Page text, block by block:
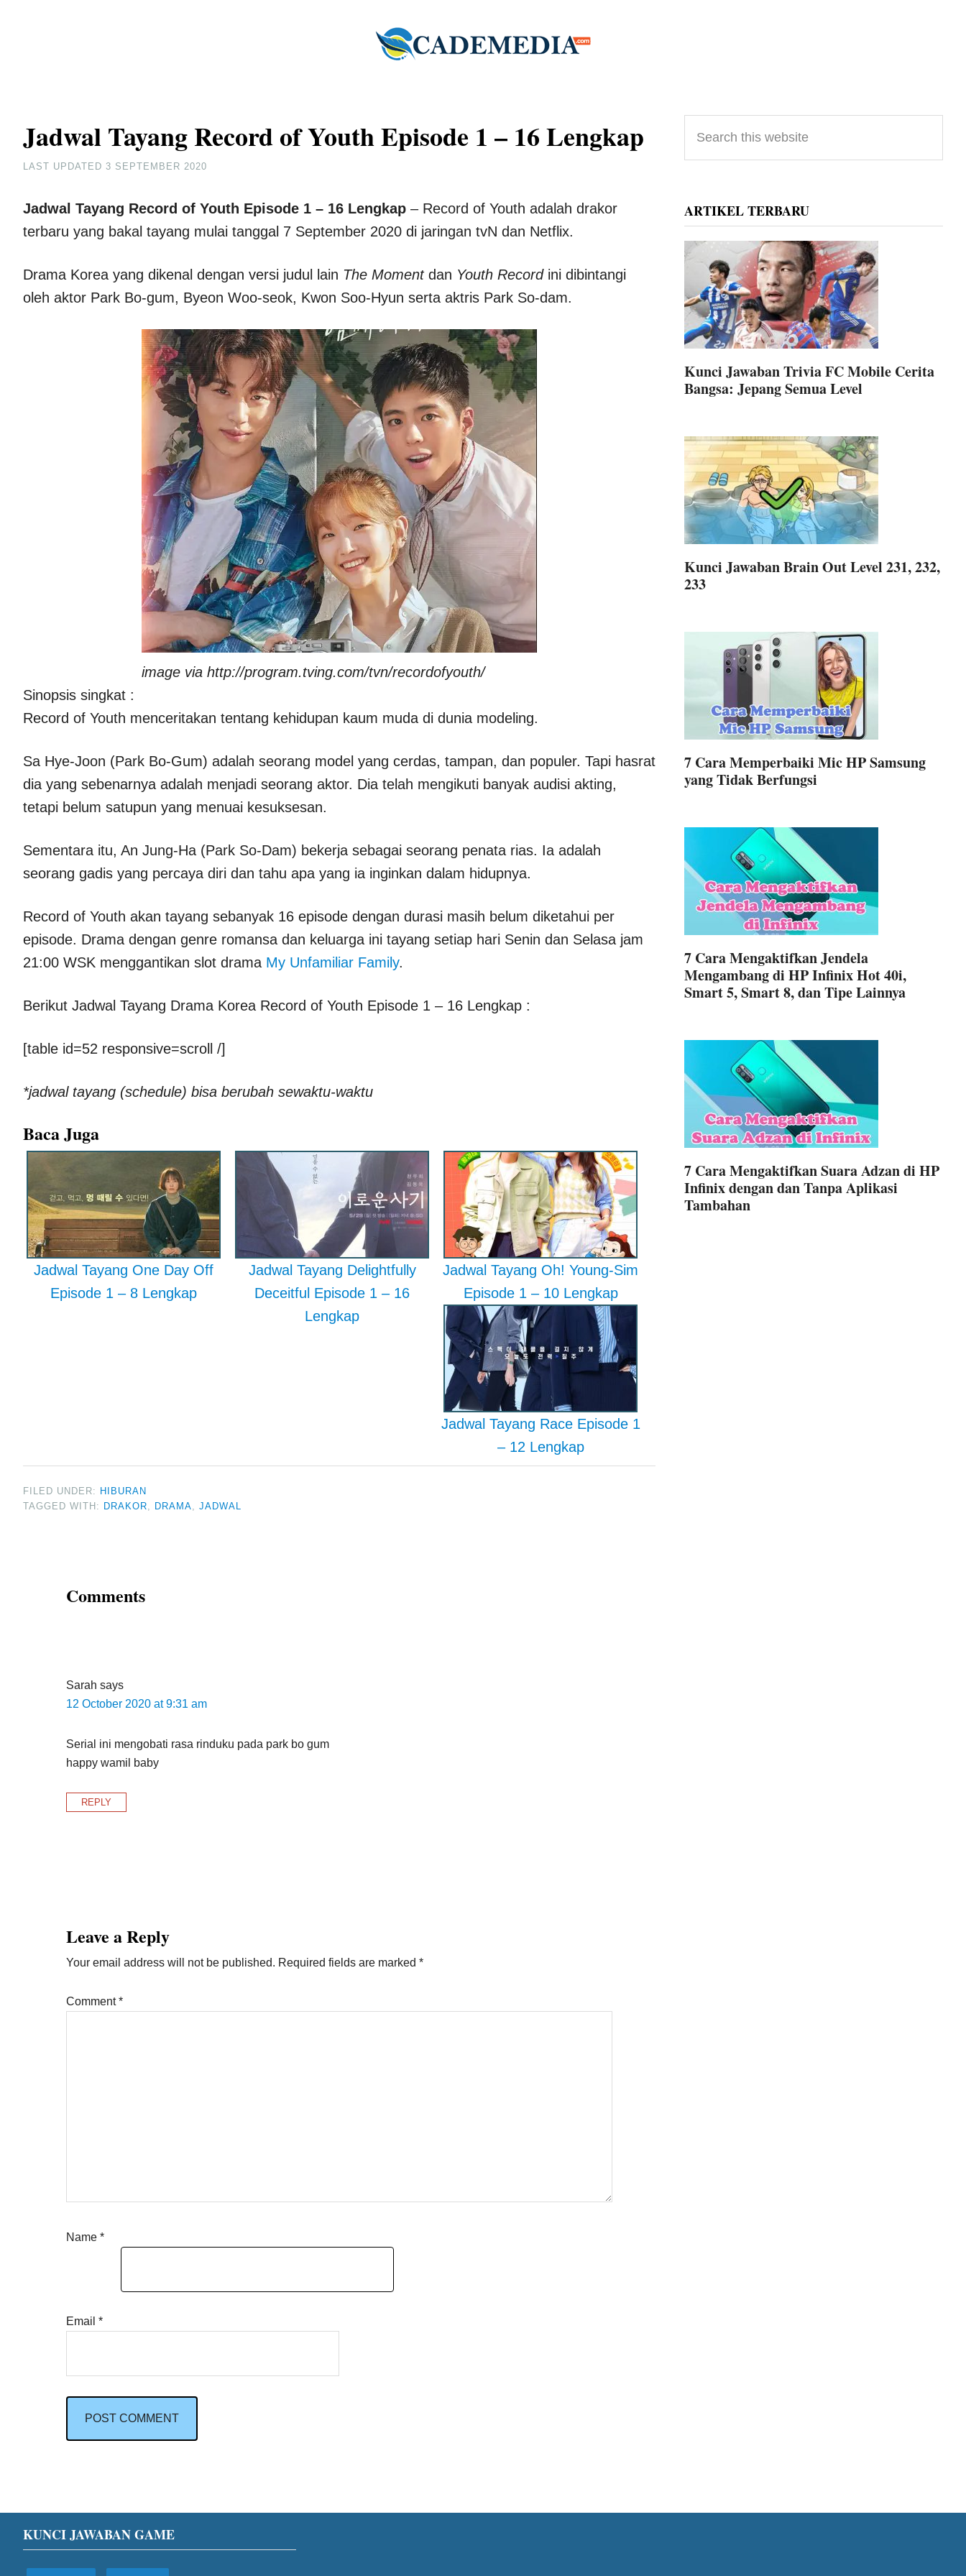
Jadwal Tayang Record of Youth Episode 1 – 16 Lengkap
LAST UPDATED 3 SEPTEMBER 2020
Jadwal Tayang Record of Youth Episode 1 – 16 Lengkap – Record of Youth adalah drakor
terbaru yang bakal tayang mulai tanggal 7 September 2020 di jaringan tvN dan Netflix.
Drama Korea yang dikenal dengan versi judul lain The Momentdan Youth Recordini dibintangi
oleh aktor Park Bo-gum, Byeon Woo-seok, Kwon Soo-Hyun serta aktris Park So-dam.
image via http://program.tving.com/tvn/recordofyouth/
Sinopsis singkat :
Record of Youth menceritakan tentang kehidupan kaum muda di dunia modeling.
Sa Hye-Joon (Park Bo-Gum) adalah seorang model yang cerdas, tampan, dan populer. Tapi hasrat
dia yang sebenarnya adalah menjadi seorang aktor. Dia telah mengikuti banyak audisi akting,
tetapi belum satupun yang menuai kesuksesan.
Sementara itu, An Jung-Ha (Park So-Dam) bekerja sebagai seorang penata rias. Ia adalah
seorang gadis yang percaya diri dan tahu apa yang ia inginkan dalam hidupnya.
Record of Youth akan tayang sebanyak 16 episode dengan durasi masih belum diketahui per
episode. Drama dengan genre romansa dan keluarga ini tayang setiap hari Senin dan Selasa jam
21:00 WSK menggantikan slot drama My Unfamiliar Family.
Berikut Jadwal Tayang Drama Korea Record of Youth Episode 1 – 16 Lengkap :
[table id=52 responsive=scroll /]
*jadwal tayang (schedule) bisa berubah sewaktu-waktu
Baca Juga
Jadwal Tayang One Day Off
Episode 1 – 8 Lengkap
Jadwal Tayang Delightfully
Deceitful Episode 1 – 16
Lengkap
Jadwal Tayang Oh! Young-Sim
Episode 1 – 10 Lengkap
Jadwal Tayang Race Episode 1
– 12 Lengkap
FILED UNDER: HIBURAN
TAGGED WITH: DRAKOR, DRAMA, JADWAL
Comments
Sarah says
12 October 2020 at 9:31 am
Serial ini mengobati rasa rinduku pada park bo gum
happy wamil baby
REPLY
Leave a Reply
Your email address will not be published. Required fields are marked *
Comment*
Name *
Email *
Primary
Sidebar
this
website
ARTIKEL TERBARU
Kunci Jawaban Trivia FC Mobile Cerita
Bangsa: Jepang Semua Level
Kunci Jawaban Brain Out Level 231, 232,
233
7 Cara Memperbaiki Mic HP Samsung
yang Tidak Berfungsi
7 Cara Mengaktifkan Jendela
Mengambang di HP Infinix Hot 40i,
Smart 5, Smart 8, dan Tipe Lainnya
7 Cara Mengaktifkan Suara Adzan di HP
Infinix dengan dan Tanpa Aplikasi
Tambahan
Footer
KUNCI JAWABAN GAME